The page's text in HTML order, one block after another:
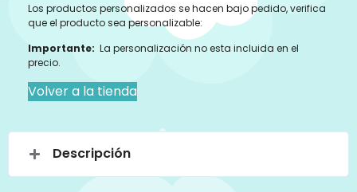
Los productos personalizados se hacen bajo pedido, verifica
que el producto sea personalizable:
Importante: La personalización no esta incluida en el
precio.
Volver a la tienda
Descripción